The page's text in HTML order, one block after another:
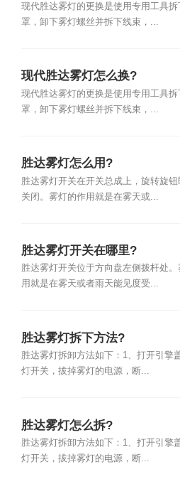
现代胜达雾灯的更换是使用专用工具拆
罩，卸下雾灯螺丝并拆下线束，...
现代胜达雾灯怎么换?
现代胜达雾灯的更换是使用专用工具拆
罩，卸下雾灯螺丝并拆下线束，...
胜达雾灯怎么用?
胜达雾灯开关在开关总成上，旋转旋
关闭。雾灯的作用就是在雾天或...
胜达雾灯开关在哪里?
胜达雾灯开关位于方向盘左侧拨杆处
用就是在雾天或者雨天能见度受...
胜达雾灯拆下方法?
胜达雾灯拆卸方法如下：1、打开引擎
灯开关，拔掉雾灯的电源，断...
胜达雾灯怎么拆?
胜达雾灯拆卸方法如下：1、打开引擎
灯开关，拔掉雾灯的电源，断...